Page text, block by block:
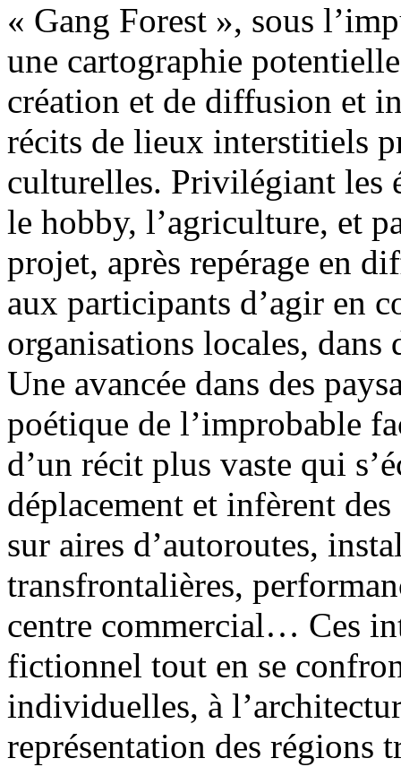
« Gang Forest », sous
une cartographie
création et de diffusion et
récits de lieux interstitiels
culturelles. Privilégiant les
le hobby, l’agriculture, et
projet, après repérage en
aux participants d’agir en
organisations locales, dans
Une avancée dans des
poétique de l’improbable
d’un récit plus vaste qui
déplacement et infèrent
sur aires d’autoroutes,
transfrontalières,
centre commercial… Ces
fictionnel tout en se
individuelles, à
représentation des régions